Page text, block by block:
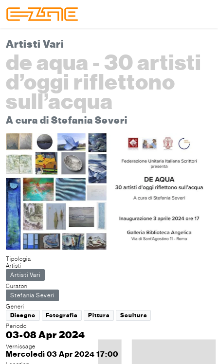
Artisti Vari
de aqua - 30 artisti
d’oggi riflettono
sull’acqua
A cura di Stefania Severi
Tipologia
Artisti
Artisti Vari
Curatori
Stefania Severi
Generi
Disegno
Fotografia Pittura
Scultura
Periodo
03-08 Apr 2024
Vernissage
Mercoledì 03 Apr 2024 17:00